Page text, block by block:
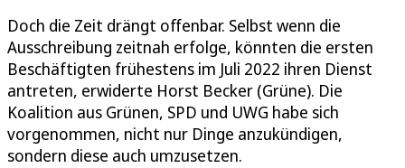
Doch die Zeit drängt offenbar. Selbst wenn die
Ausschreibung zeitnah erfolge, könnten die ersten
Beschäftigten frühestens im Juli 2022 ihren Dienst
antreten, erwiderte Horst Becker (Grüne). Die
Koalition aus Grünen, SPD und UWG habe sich
vorgenommen, nicht nur Dinge anzukündigen,
sondern diese auch umzusetzen.